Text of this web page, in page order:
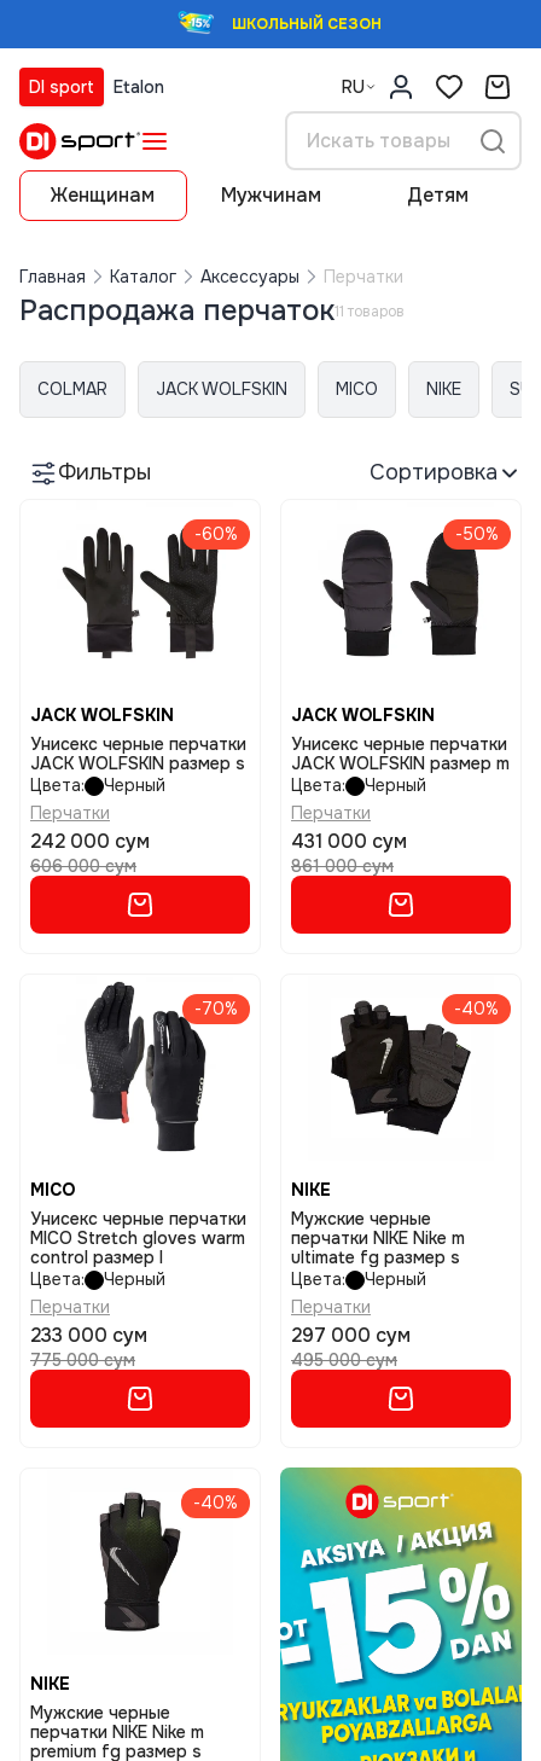
ШКОЛЬНЫЙ СЕЗОН
DI sport Etalon RU
Женщинам Мужчинам Детям
Главная Каталог Аксессуары Перчатки
Распродажа перчаток11 товаров
COLMAR JACK WOLFSKIN MICO NIKE
Фильтры Сортировка
-60%
JACK WOLFSKIN
Унисекс черные перчатки
JACK WOLFSKIN размер s
Цвета:
Черный
Перчатки
242 000 сум
606 000 сум
-50%
JACK WOLFSKIN
Унисекс черные перчатки
JACK WOLFSKIN размер m
Цвета:
Черный
Перчатки
431 000 сум
861 000 сум
-70%
MICO
Унисекс черные перчатки
MICO Stretch gloves warm
control размер l
Цвета:
Черный
Перчатки
233 000 сум
775 000 сум
-40%
NIKE
Мужские черные
перчатки NIKE Nike m
ultimate fg размер s
Цвета:
Черный
Перчатки
297 000 сум
495 000 сум
-40%
NIKE
Мужские черные
перчатки NIKE Nike m
premium fg размер s